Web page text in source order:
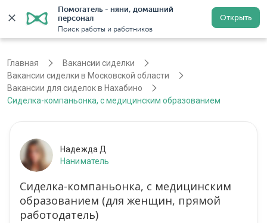
Помогатель - няни, домашний
персонал
Поиск работы и работников
Открыть
Регистрация
Главная
Вакансии сиделки
Вакансии сиделки в Московской области
Вакансии для сиделок в Нахабино
Сиделка-компаньонка, с медицинским образованием
Надежда Д
Наниматель
Сиделка-компаньонка, с медицинским
образованием (для женщин, прямой
работодатель)